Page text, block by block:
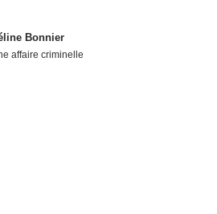
Bonnier
affaire criminelle